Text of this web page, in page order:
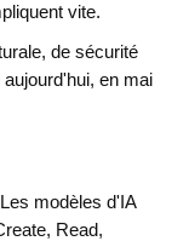
vite.
de sécurité
en mai
modèles d'IA
Read,